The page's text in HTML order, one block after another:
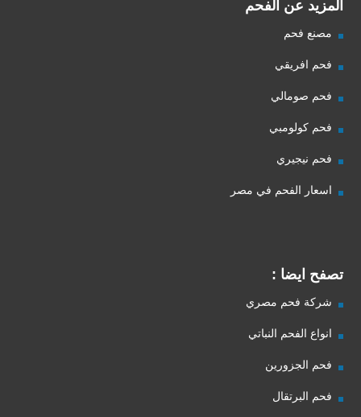
المزيد عن الفحم
مصنع فحم
فحم افريقي
فحم صومالي
فحم كولومبي
فحم نيجيري
اسعار الفحم في مصر
تصفح ايضا :
شركة فحم مصري
انواع الفحم النباتي
فحم الجزورين
فحم البرتقال